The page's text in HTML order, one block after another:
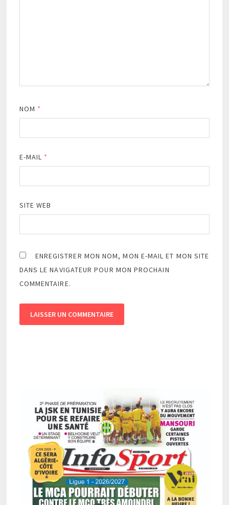
NOM *
E-MAIL *
SITE WEB
ENREGISTRER MON NOM, MON E-MAIL ET MON SITE
DANS LE NAVIGATEUR POUR MON PROCHAIN
COMMENTAIRE.